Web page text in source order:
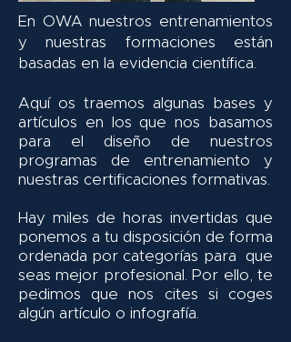
En OWA nuestros entrenamientos
y nuestras formaciones están
basadas en la evidencia científica.
Aquí os traemos algunas bases y
artículos en los que nos basamos
para el diseño de nuestros
programas de entrenamiento y
nuestras certificaciones formativas.
Hay miles de horas invertidas que
ponemos a tu disposición de forma
ordenada por categorías para que
seas mejor profesional. Por ello, te
pedimos que nos cites si coges
algún artículo o infografía.